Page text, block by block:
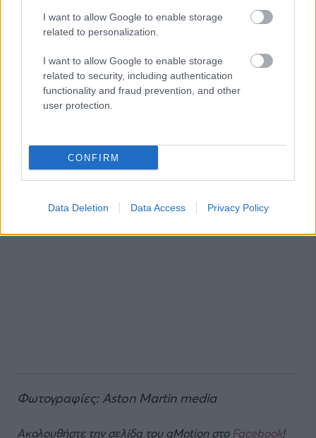
I want to allow Google to enable storage
related to personalization.
I want to allow Google to enable storage
related to security, including authentication
functionality and fraud prevention, and other
user protection.
CONFIRM
Data Deletion Data Access Privacy Policy
Φωτογραφίες: Aston Martin media
Ακολουθήστε την σελίδα του gMotion στο Facebook!